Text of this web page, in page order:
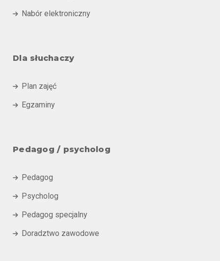
 Nabór elektroniczny
Dla słuchaczy
 Plan zajęć
 Egzaminy
Pedagog / psycholog
 Pedagog
 Psycholog
 Pedagog specjalny
 Doradztwo zawodowe